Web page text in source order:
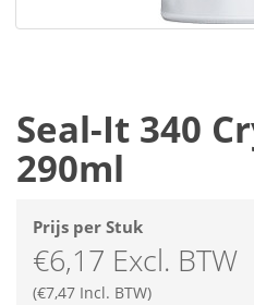
Seal-It 340
290ml
Prijs per Stuk
€6,17 Excl. BTW
(€7,47 Incl. BTW)